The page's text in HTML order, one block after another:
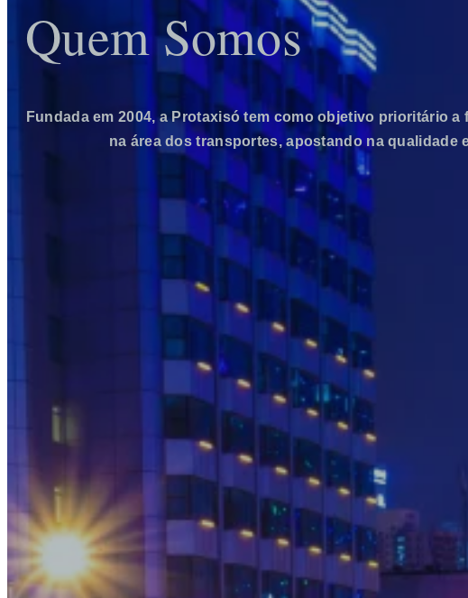
Quem Somos
Fundada em 2004, a Protaxisó tem como objetivo prioritário
na área dos transportes, apostando na qualidade